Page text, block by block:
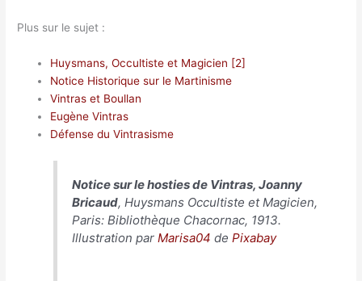
Plus sur le sujet :
Huysmans, Occultiste et Magicien [2]
Notice Historique sur le Martinisme
Vintras et Boullan
Eugène Vintras
Défense du Vintrasisme
Notice sur le hosties de Vintras, Joanny
Bricaud, Huysmans Occultiste et Magicien,
Paris: Bibliothèque Chacornac, 1913.
Illustration parMarisa04 dePixabay